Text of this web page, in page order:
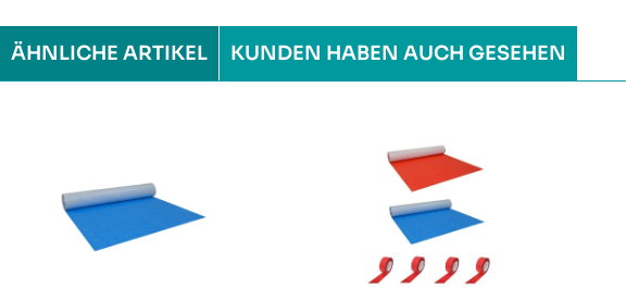
ÄHNLICHE ARTIKEL KUNDEN HABEN AUCH GESEHEN